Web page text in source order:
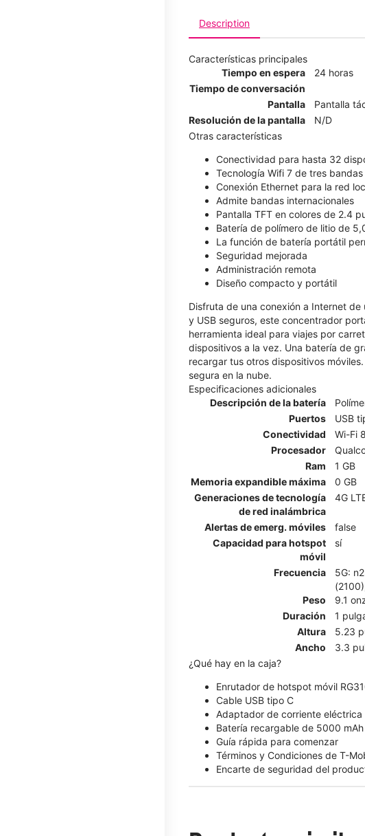
Description
Características principales
Tiempo en espera
24 horas
Tiempo de conversación
Pantalla
Pantalla
Resolución de la pantalla
N/D
Otras características
Conectividad para hasta 32
Tecnología Wifi 7 de tres
Conexión Ethernet para la red
Admite bandas internacionales
Pantalla TFT en colores de 2.4
Batería de polímero de litio de
La función de batería portátil
Seguridad mejorada
Administración remota
Diseño compacto y portátil
Disfruta de una conexión a Internet
y USB seguros, este concentrador
herramienta ideal para viajes por
dispositivos a la vez. Una batería de
recargar tus otros dispositivos
segura en la nube.
Especificaciones adicionales
Descripción de la batería
Puertos
USB
Conectividad
Wi-Fi
Procesador
Ram
1 GB
Memoria expandible máxima
0 GB
Generaciones de tecnología
de red inalámbrica
4G
Alertas de emerg. móviles
false
Capacidad para hotspot
móvil
sí
Frecuencia
5G:
Peso
9.1
Duración
1
Altura
5.23
Ancho
3.3
¿Qué hay en la caja?
Enrutador de hotspot móvil
Cable USB tipo C
Adaptador de corriente eléctrica
Batería recargable de 5000 mAh
Guía rápida para comenzar
Términos y Condiciones de T-
Encarte de seguridad del